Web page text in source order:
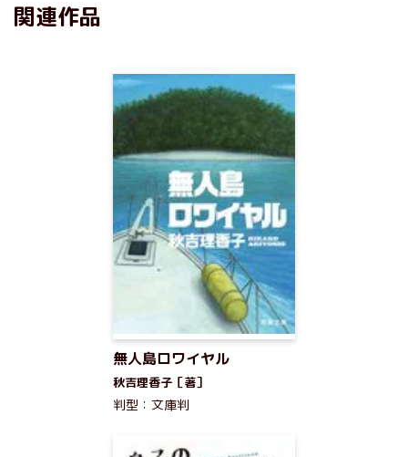
関連作品
無人島ロワイヤル
秋吉理香子［著］
判型：文庫判